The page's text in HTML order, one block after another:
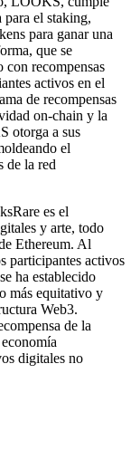
el staking,
para ganar una
que se
recompensas
activos en el
de recompensas
on-chain y la
otorga a sus
el
de la red
es el
y arte, todo
Ethereum. Al
participantes activos
ha establecido
más equitativo y
Web3.
de la
digitales no